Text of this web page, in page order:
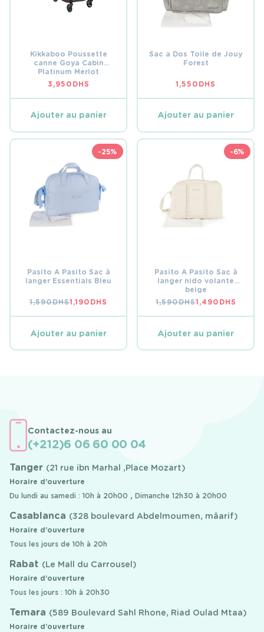
Kikkaboo Poussette
canne Goya Cabin
Platinum Merlot
3,950 DHS
Ajouter au panier
Sac a Dos Toile de Jouy
Forest
1,550 DHS
Ajouter au panier
-25%
Pasito A Pasito Sac à
langer Essentials Bleu
1,590DHSLE
PRIX
ÉTAIT :
1,190 DHS
LE
PRIX
EST :
Ajouter au panier
-6%
Pasito A Pasito Sac à
langer nido volante
beige
1,590DHSLE
PRIX
ÉTAIT :
1,490 DHS
LE
PRIX
EST :
Ajouter au panier
Contactez-nous au
(+212)6 06 60 00 04
Tanger (21 rue ibn Marhal ,Place Mozart)
Horaire d’ouverture
Du lundi au samedi : 10h à 20h00 , Dimanche 12h30 à 20h00
Casablanca (328 boulevard Abdelmoumen, mâarif)
Horaire d’ouverture
Tous les jours de 10h à 20h
Rabat (Le Mall du Carrousel)
Horaire d’ouverture
Tous les jours : 10h à 20h30
Temara (589 Boulevard Sahl Rhone, Riad Oulad Mtaa)
Horaire d’ouverture